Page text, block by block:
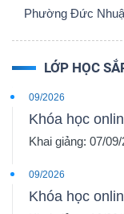
Phường Đức
LỚP HỌC
09/2026
Khóa học
Khai giảng: 07/
09/2026
Khóa học